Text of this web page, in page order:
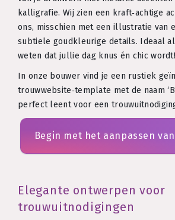
kalligrafie. Wij zien een kraft‑achtige
ons, misschien met een illustratie van
subtiele goudkleurige details. Ideaal
weten dat jullie dag knus én chic wordt!
In onze bouwer vind je een rustiek
trouwwebsite‑template met de naam
perfect leent voor een
Begin met het aanpassen
Elegante ontwerpen voor
trouwuitnodigingen